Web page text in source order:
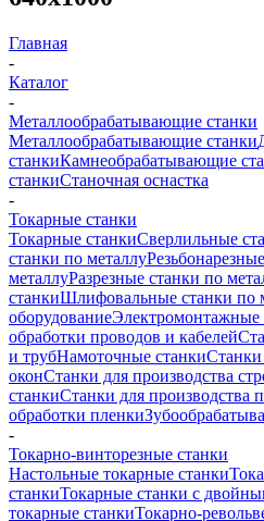
Главная
-
Каталог
-
Металлообрабатывающие станки
Металлообрабатывающие станки
станкиКамнеобрабатывающие
станкиСтаночная оснастка
-
Токарные станки
Токарные станкиСверлильные
станки по металлу
металлуРазрезные станки по
станкиШлифовальные станки по
оборудованиеЭлектромонтажные
обработки проводов и кабелей
и трубНамоточные станкиСтанки
оконСтанки для производства
станкиСтанки для производства
обработки пленки
-
Токарно-винторезные станки
Настольные токарные станки
станкиТокарные станки с
токарные станкиТокарно-